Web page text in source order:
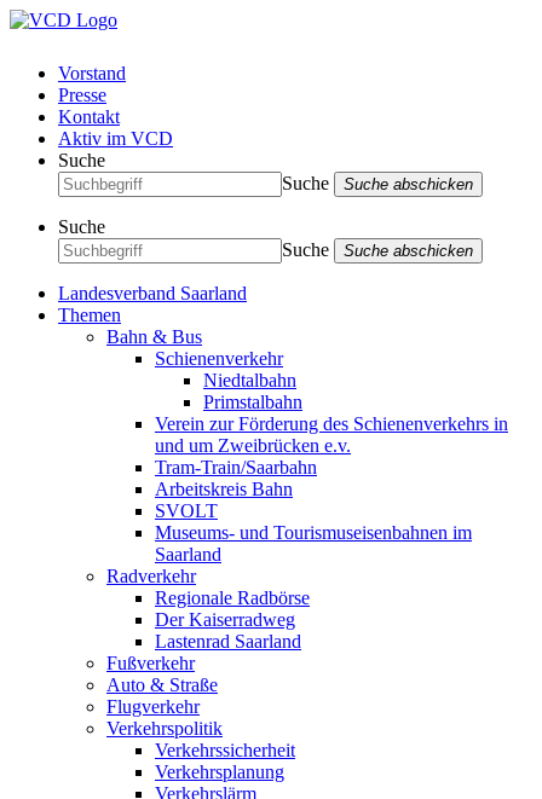
Vorstand
Presse
Kontakt
Aktiv im VCD
Suche
Suche
Suche abschicken
Suche
Suche
Suche abschicken
Landesverband Saarland
Themen
Bahn & Bus
Schienenverkehr
Niedtalbahn
Primstalbahn
Verein zur Förderung des Schienenverkehrs in
und um Zweibrücken e.v.
Tram-Train/Saarbahn
Arbeitskreis Bahn
SVOLT
Museums- und Tourismuseisenbahnen im
Saarland
Radverkehr
Regionale Radbörse
Der Kaiserradweg
Lastenrad Saarland
Fußverkehr
Auto & Straße
Flugverkehr
Verkehrspolitik
Verkehrssicherheit
Verkehrsplanung
Verkehrslärm